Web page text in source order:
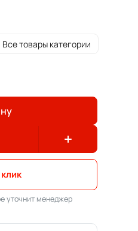
Все товары категории
уточнит менеджер